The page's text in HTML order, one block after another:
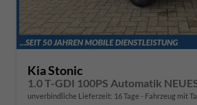
Kia Stonic
unverbindliche Lieferzeit: 16 Tage Fahrzeug mit